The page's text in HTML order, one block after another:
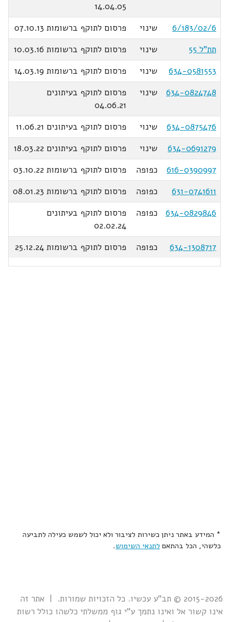
14.04.05
6/183/02/6
שינוי
פרסום לתוקף ברשומות 07.10.13
תת"ל 55
שינוי
פרסום לתוקף ברשומות 10.03.16
634-0581553
שינוי
פרסום לתוקף ברשומות 14.03.19
634-0824748
שינוי
פרסום לתוקף בעיתונים
04.06.21
634-0875476
שינוי
פרסום לתוקף בעיתונים 11.06.21
634-0691279
שינוי
פרסום לתוקף בעיתונים 18.03.22
616-0390997
כפופה
פרסום לתוקף ברשומות 03.10.22
631-0741611
כפופה
פרסום לתוקף ברשומות 08.01.23
634-0829846
כפופה
פרסום לתוקף בעיתונים
02.02.24
634-1308717
כפופה פרסום לתוקף ברשומות 25.12.24
* המידע באתר ניתן כשירות לציבור ולא יכול לשמש כעילה לתביעה
כלשהי, הכל בהתאם לתנאי השימוש.
2015-2026 © תב"ע עכשיו. כל הזכויות שמורות. | אתר זה
אינו קשור אל ואינו נתמך ע"י גוף ממשלתי כלשהו כולל רשות